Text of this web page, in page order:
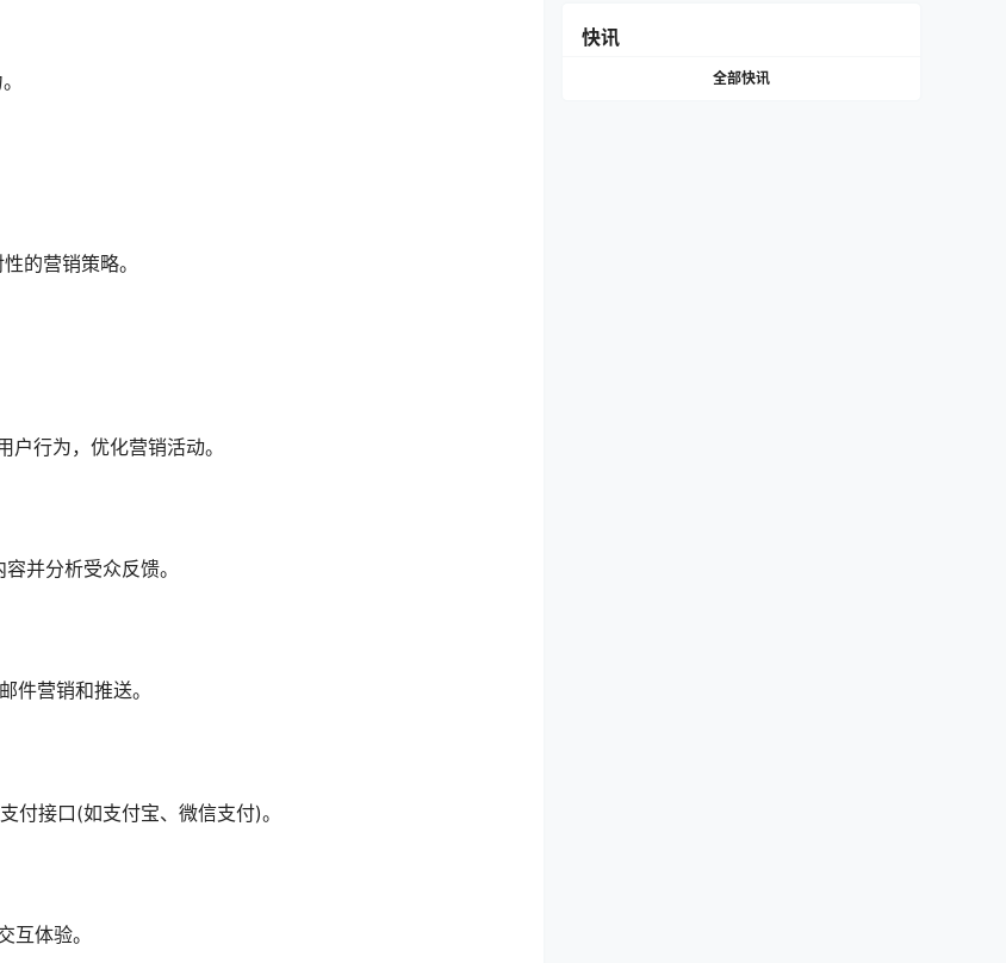
的营销策略。
行为，优化营销活动。
并分析受众反馈。
营销和推送。
付接口(如支付宝、微信支付)。
体验。
快讯
全部快讯